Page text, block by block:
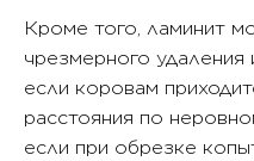
Кроме того, ламинит
чрезмерного удаления
если коровам
расстояния по
если при обрезке